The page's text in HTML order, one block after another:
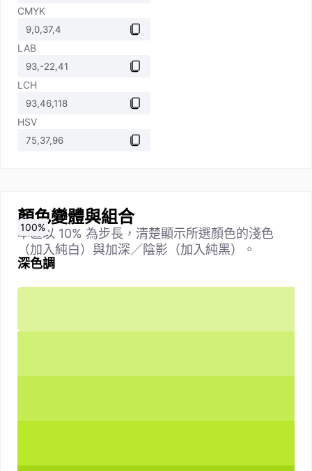
CMYK
LAB
LCH
HSV
顏色變體與組合
本區以 10% 為步長，清楚顯示所選顏色的淺色
（加入純白）與加深／陰影（加入純黑）。
深色調
0%
10%
20%
30%
40%
50%
60%
70%
80%
90%
100%